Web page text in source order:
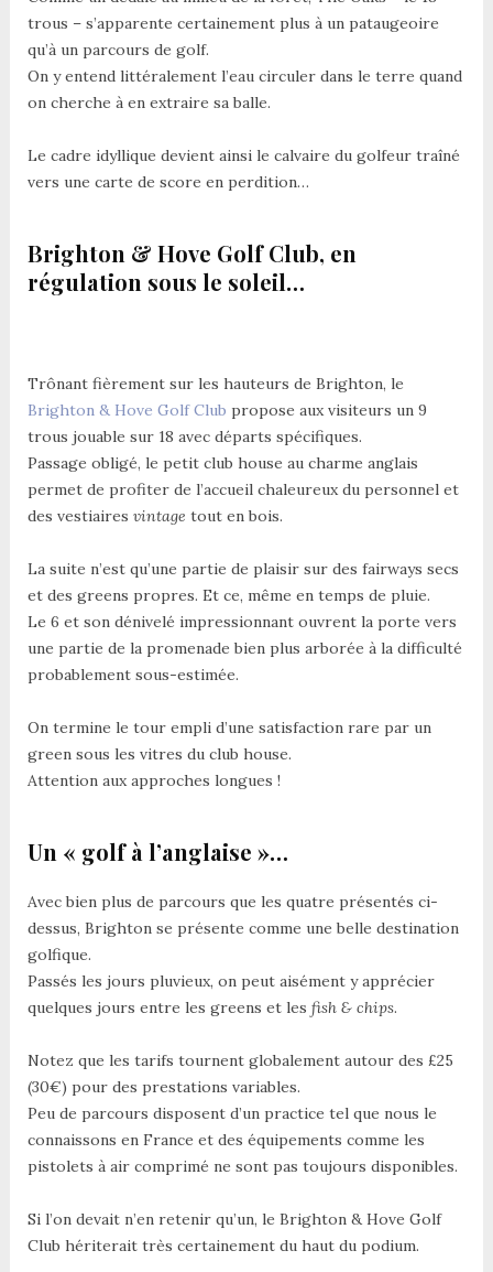
trous – s’apparente certainement plus à un pataugeoire
qu’à un parcours de golf.
On y entend littéralement l’eau circuler dans le terre quand
on cherche à en extraire sa balle.
Le cadre idyllique devient ainsi le calvaire du golfeur traîné
vers une carte de score en perdition…
Brighton & Hove Golf Club, en
régulation sous le soleil…
Trônant fièrement sur les hauteurs de Brighton, le
Brighton & Hove Golf Club propose aux visiteurs un 9
trous jouable sur 18 avec départs spécifiques.
Passage obligé, le petit club house au charme anglais
permet de profiter de l’accueil chaleureux du personnel et
des vestiaires vintage tout en bois.
La suite n’est qu’une partie de plaisir sur des fairways secs
et des greens propres. Et ce, même en temps de pluie.
Le 6 et son dénivelé impressionnant ouvrent la porte vers
une partie de la promenade bien plus arborée à la difficulté
probablement sous-estimée.
On termine le tour empli d’une satisfaction rare par un
green sous les vitres du club house.
Attention aux approches longues !
Un « golf à l’anglaise »…
Avec bien plus de parcours que les quatre présentés ci-
dessus, Brighton se présente comme une belle destination
golfique.
Passés les jours pluvieux, on peut aisément y apprécier
quelques jours entre les greens et les fish & chips.
Notez que les tarifs tournent globalement autour des £25
(30€) pour des prestations variables.
Peu de parcours disposent d’un practice tel que nous le
connaissons en France et des équipements comme les
pistolets à air comprimé ne sont pas toujours disponibles.
Si l’on devait n’en retenir qu’un, le Brighton & Hove Golf
Club hériterait très certainement du haut du podium.